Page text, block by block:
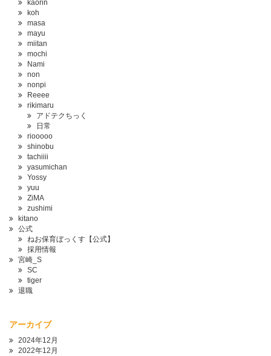
kaorin
koh
masa
mayu
miitan
mochi
Nami
non
nonpi
Reeee
rikimaru
アドテクちっく
日常
riooooo
shinobu
tachiiii
yasumichan
Yossy
yuu
ZiMA
zushimi
kitano
公式
ねお保育ぼっくす【公式】
採用情報
宮崎_S
SC
tiger
退職
アーカイブ
2024年12月
2022年12月